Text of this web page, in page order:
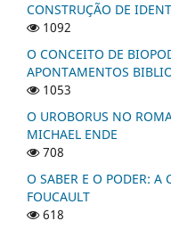
CONSTRUÇÃO DE
1092
O CONCEITO DE
APONTAMENTOS
1053
O UROBORUS NO
MICHAEL ENDE
708
O SABER E O PODER:
FOUCAULT
618